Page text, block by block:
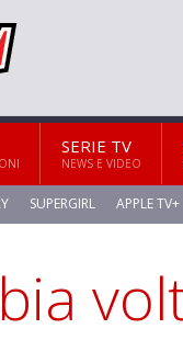
SERIE TV
NEWS E VIDEO
SUPERGIRL APPLE TV+